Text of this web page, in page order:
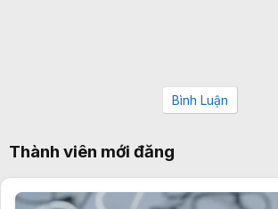
Bình Luận
Thành viên mới đăng